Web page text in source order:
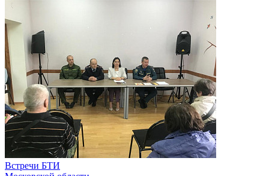
Встречи БТИ